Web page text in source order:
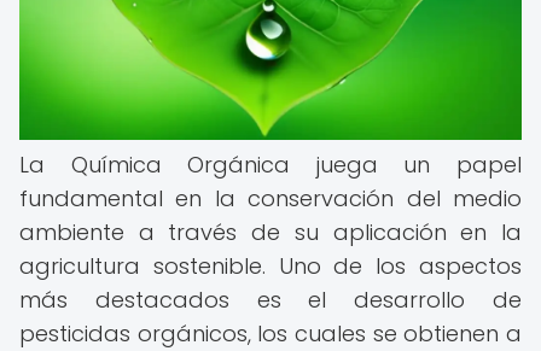
La Química Orgánica juega un papel
fundamental en la conservación del medio
ambiente a través de su aplicación en la
agricultura sostenible. Uno de los aspectos
más destacados es el desarrollo de
pesticidas orgánicos, los cuales se obtienen a